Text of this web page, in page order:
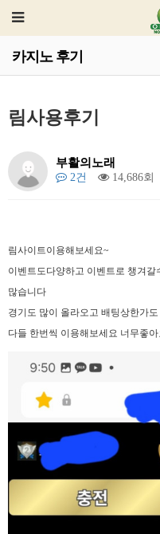
카지노 후기
림사용후기
부활의노래
2건 14,686회
림사이트이용해보세요~
이벤트도다양하고 이벤트로 챙겨갈
많습니다
경기도 많이 올라오고 배팅상한가
다들 한번씩 이용해보세요 너무좋아